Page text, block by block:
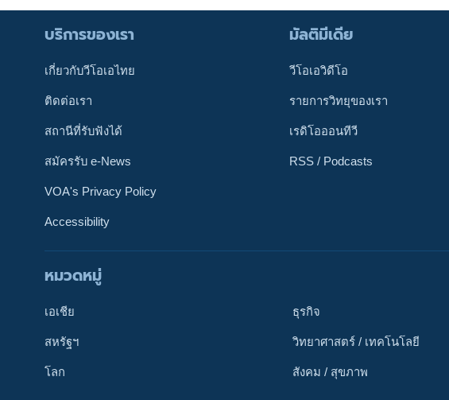
ติดตามเรา
เลือกภาษา
บริการของเรา
เกี่ยวกับวีโอเอไทย
ติดต่อเรา
สถานีที่รับฟังได้
สมัครรับ e-News
VOA's Privacy Policy
Accessibility
มัลติมีเดีย
วีโอเอวิดีโอ
รายการวิทยุของเรา
เรดิโอออนทีวี
RSS / Podcasts
หมวดหมู่
เอเชีย
สหรัฐฯ
โลก
ธุรกิจ
วิทยาศาสตร์ / เทคโนโลยี
สังคม / สุขภาพ